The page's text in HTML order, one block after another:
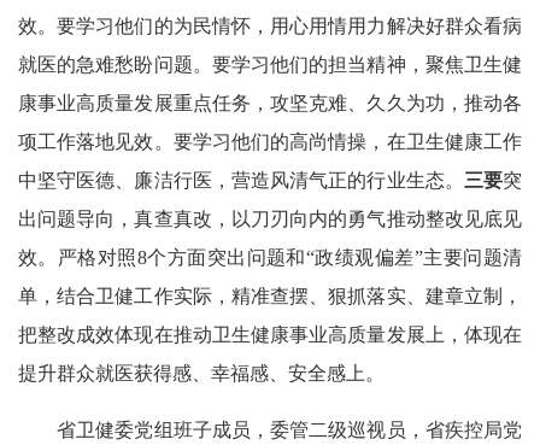
效。要学习他们的为民情怀，用心用情用力解决好群众看病
就医的急难愁盼问题。要学习他们的担当精神，聚焦卫生健
康事业高质量发展重点任务，攻坚克难、久久为功，推动各
项工作落地见效。要学习他们的高尚情操，在卫生健康工作
中坚守医德、廉洁行医，营造风清气正的行业生态。 三要突
出问题导向，真查真改，以刀刃向内的勇气推动整改见底见
效。严格对照8个方面突出问题和“政绩观偏差”主要问题清
单，结合卫健工作实际，精准查摆、狠抓落实、建章立制，
把整改成效体现在推动卫生健康事业高质量发展上，体现在
提升群众就医获得感、幸福感、安全感上。
省卫健委党组班子成员，委管二级巡视员，省疾控局党